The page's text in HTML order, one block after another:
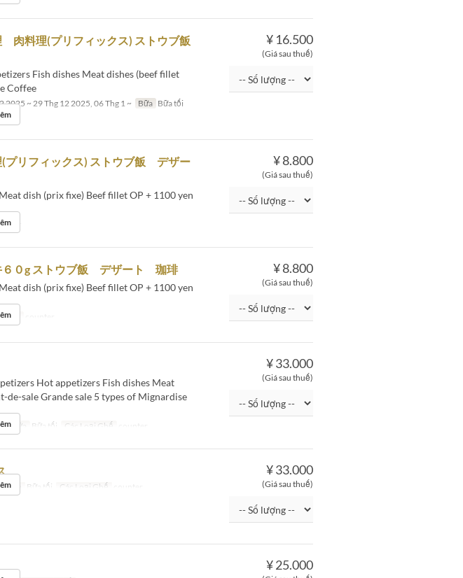
¥ 16.500
(Giá sau thuế)
料理(プリフィックス) ストウブ飯
Fish dishes Meat dishes (beef fillet
Coffee
2025 ~ 29 Thg 12 2025, 06 Thg 1 ~ Bữa Bữa tối
¥ 8.800
(Giá sau thuế)
フィックス) ストウブ飯 デザー
dish (prix fixe) Beef fillet OP + 1100 yen
¥ 8.800
(Giá sau thuế)
０g ストウブ飯 デザート 珈琲
dish (prix fixe) Beef fillet OP + 1100 yen
Ghế
¥ 33.000
(Giá sau thuế)
Hot appetizers Fish dishes Meat
de-sale Grande sale 5 types of Mignardise
Bữa Bữa tối Các Loại Ghế
¥ 33.000
(Giá sau thuế)
ス
Bữa Bữa tối Các Loại Ghế
¥ 25.000